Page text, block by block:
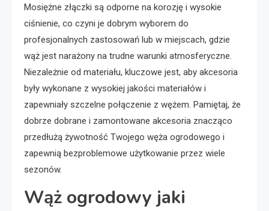
Mosiężne złączki są odporne na korozję i wysokie
ciśnienie, co czyni je dobrym wyborem do
profesjonalnych zastosowań lub w miejscach, gdzie
wąż jest narażony na trudne warunki atmosferyczne.
Niezależnie od materiału, kluczowe jest, aby akcesoria
były wykonane z wysokiej jakości materiałów i
zapewniały szczelne połączenie z wężem. Pamiętaj, że
dobrze dobrane i zamontowane akcesoria znacząco
przedłużą żywotność Twojego węża ogrodowego i
zapewnią bezproblemowe użytkowanie przez wiele
sezonów.
Wąż ogrodowy jaki